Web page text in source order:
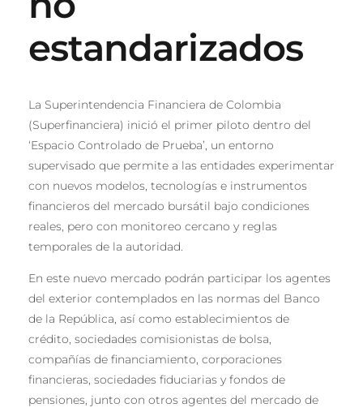
estandarizados
La Superintendencia Financiera de Colombia
(Superfinanciera) inició el primer piloto dentro del
‘Espacio Controlado de Prueba’, un entorno
supervisado que permite a las entidades experimentar
con nuevos modelos, tecnologías e instrumentos
financieros del mercado bursátil bajo condiciones
reales, pero con monitoreo cercano y reglas
temporales de la autoridad.
En este nuevo mercado podrán participar los agentes
del exterior contemplados en las normas del Banco
de la República, así como establecimientos de
crédito, sociedades comisionistas de bolsa,
compañías de financiamiento, corporaciones
financieras, sociedades fiduciarias y fondos de
pensiones, junto con otros agentes del mercado de